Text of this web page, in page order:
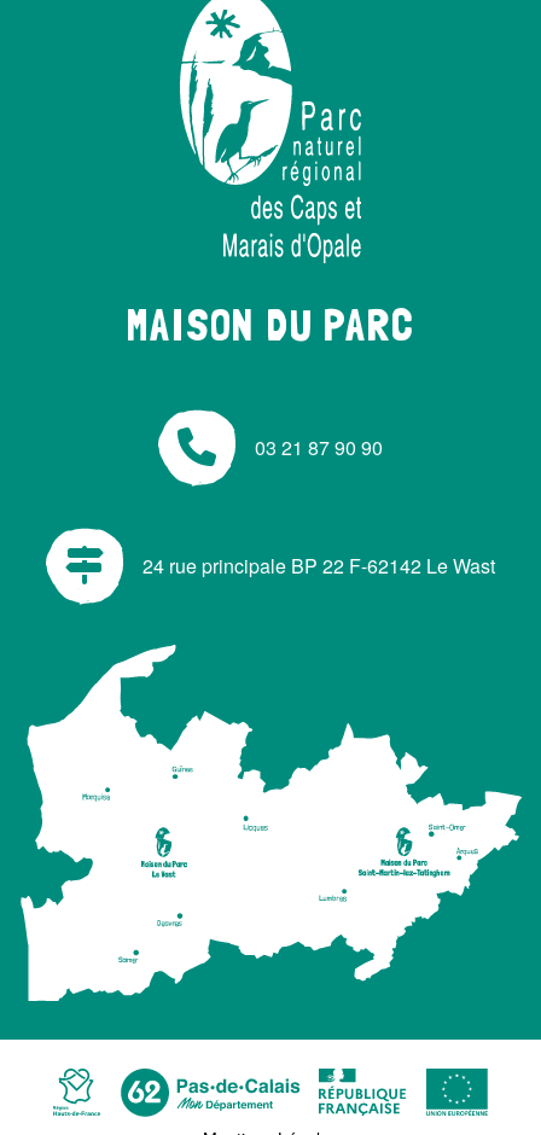
MAISON DU PARC
03 21 87 90 90
24 rue principale BP 22 F-62142 Le Wast